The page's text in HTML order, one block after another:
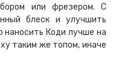
или фрезером. С
блеск и улучшить
Коди лучше на
таким же топом, иначе